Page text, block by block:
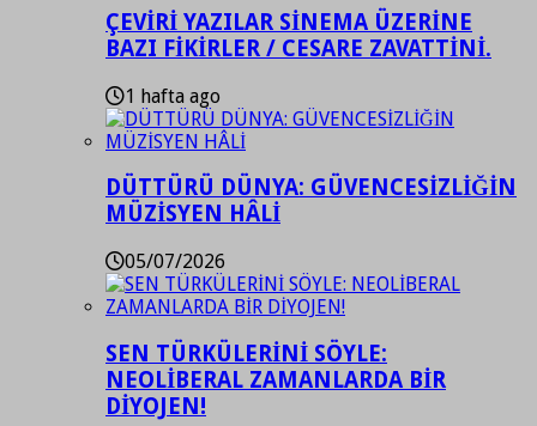
ÇEVİRİ YAZILAR SİNEMA ÜZERİNE
BAZI FİKİRLER / CESARE ZAVATTİNİ.
1 hafta ago
DÜTTÜRÜ DÜNYA: GÜVENCESİZLİĞİN
MÜZİSYEN HÂLİ
05/07/2026
SEN TÜRKÜLERİNİ SÖYLE:
NEOLİBERAL ZAMANLARDA BİR
DİYOJEN!